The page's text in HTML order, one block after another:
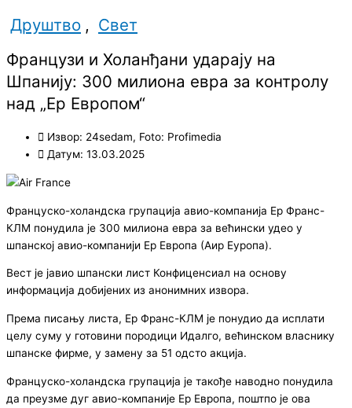
Друштво , Свет
Французи и Холанђани ударају на
Шпанију: 300 милиона евра за контролу
над „Ер Европом“
Извор: 24sedam, Foto: Profimedia
Датум: 13.03.2025
Француско-холандска групација авио-компанија Ер Франс-
КЛМ понудила је 300 милиона евра за већински удео у
шпанској авио-компанији Ер Европа (Аир Еуропа).
Вест је јавио шпански лист Конфиценсиал на основу
информација добијених из анонимних извора.
Према писању листа, Ер Франс-КЛМ је понудио да исплати
целу суму у готовини породици Идалго, већинском власнику
шпанске фирме, у замену за 51 одсто акција.
Француско-холандска групација је такође наводно понудила
да преузме дуг авио-компаније Ер Европа, поштпо је ова